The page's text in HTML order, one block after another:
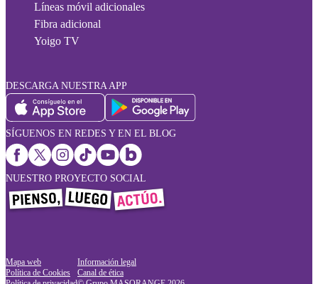
Líneas móvil adicionales
Fibra adicional
Yoigo TV
DESCARGA NUESTRA APP
SÍGUENOS EN REDES Y EN EL BLOG
NUESTRO PROYECTO SOCIAL
Mapa web
Política de Cookies
Información legal
Canal de ética